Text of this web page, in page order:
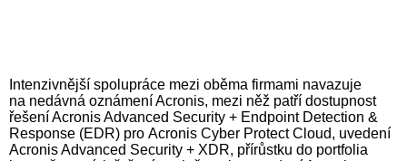
Intenzivnější spolupráce mezi oběma firmami navazuje
na nedávná oznámení Acronis, mezi něž patří dostupnost
řešení Acronis Advanced Security + Endpoint Detection &
Response (EDR) pro Acronis Cyber Protect Cloud, uvedení
Acronis Advanced Security + XDR, přírůstku do portfolia